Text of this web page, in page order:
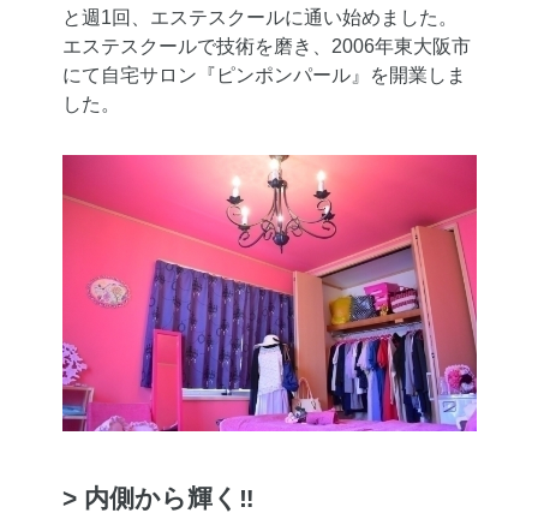
と週1回、エステスクールに通い始めました。
エステスクールで技術を磨き、2006年東大阪市
にて自宅サロン『ピンポンパール』を開業しま
した。
> 内側から輝く‼